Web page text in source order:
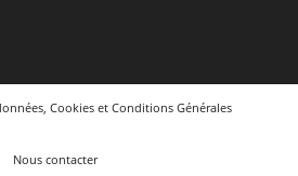
Cookies et Conditions Générales
Nous contacter